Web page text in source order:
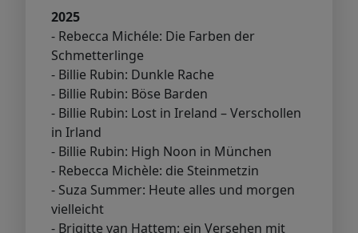
2025
- Rebecca Michéle: Die Farben der
Schmetterlinge
- Billie Rubin: Dunkle Rache
- Billie Rubin: Böse Barden
- Billie Rubin: Lost in Ireland – Verschollen
in Irland
- Billie Rubin: High Noon in München
- Rebecca Michèle: die Steinmetzin
- Suza Summer: Heute alles und morgen
vielleicht
- Brigitte van Hattem: ein Versehen mit